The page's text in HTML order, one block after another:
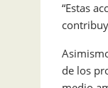
“Estas
de los